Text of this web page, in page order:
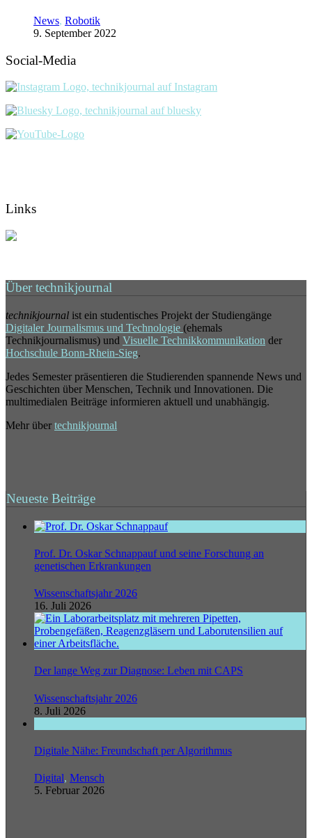
News, Robotik
9. September 2022
Social-Media
Links
Über technikjournal
technikjournal ist ein studentisches Projekt der Studiengänge
Digitaler Journalismus und Technologie (ehemals
Technikjournalismus) und Visuelle Technikkommunikation der
Hochschule Bonn-Rhein-Sieg.
Jedes Semester präsentieren die Studierenden spannende News und
Geschichten über Menschen, Technik und Innovationen. Die
multimedialen Beiträge informieren aktuell und unabhängig.
Mehr über technikjournal
Neueste Beiträge
Prof. Dr. Oskar Schnappauf und seine Forschung an
genetischen Erkrankungen
Wissenschaftsjahr 2026
16. Juli 2026
Der lange Weg zur Diagnose: Leben mit CAPS
Wissenschaftsjahr 2026
8. Juli 2026
Digitale Nähe: Freundschaft per Algorithmus
Digital, Mensch
5. Februar 2026